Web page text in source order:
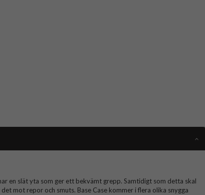
en slät yta som ger ett bekvämt grepp. Samtidigt som detta skal
mot repor och smuts. Base Case kommer i flera olika snygga